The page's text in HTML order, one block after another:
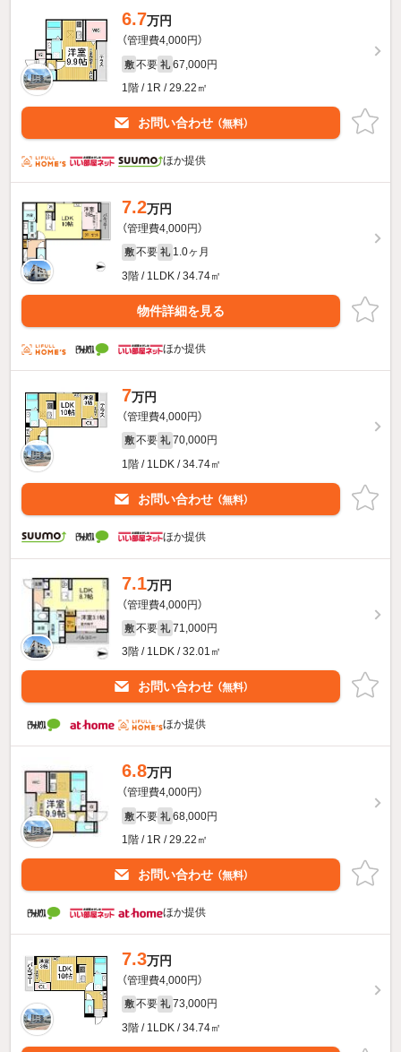
6.7万円
（管理費4,000円）
敷 不要 礼 67,000円
1階 / 1R / 29.22㎡
お問い合わせ （無料）
ほか提供
7.2万円
（管理費4,000円）
敷 不要 礼 1.0ヶ月
3階 / 1LDK / 34.74㎡
物件詳細を見る
ほか提供
7万円
（管理費4,000円）
敷 不要 礼 70,000円
1階 / 1LDK / 34.74㎡
お問い合わせ （無料）
ほか提供
7.1万円
（管理費4,000円）
敷 不要 礼 71,000円
3階 / 1LDK / 32.01㎡
お問い合わせ （無料）
ほか提供
6.8万円
（管理費4,000円）
敷 不要 礼 68,000円
1階 / 1R / 29.22㎡
お問い合わせ （無料）
ほか提供
7.3万円
（管理費4,000円）
敷 不要 礼 73,000円
3階 / 1LDK / 34.74㎡